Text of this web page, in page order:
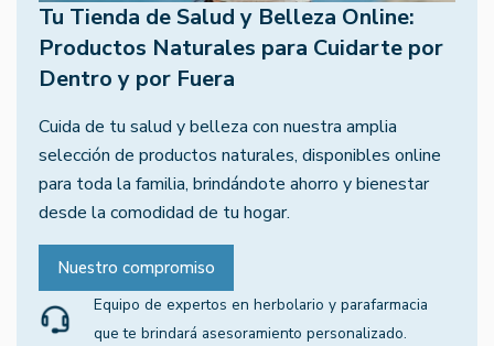
Tu Tienda de Salud y Belleza Online:
Productos Naturales para Cuidarte por
Dentro y por Fuera
Cuida de tu salud y belleza con nuestra amplia
selección de productos naturales, disponibles online
para toda la familia, brindándote ahorro y bienestar
desde la comodidad de tu hogar.
Nuestro compromiso
Equipo de expertos en herbolario y parafarmacia
que te brindará asesoramiento personalizado.